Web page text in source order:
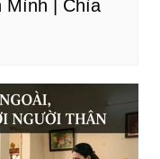
Mình | Chìa